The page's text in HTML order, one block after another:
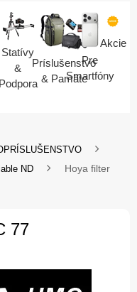
Statívy
&
Podpora
Príslušenstvo
& Pamäte
Pre
Smartfóny
Akcie
ND
Hoya filter
77